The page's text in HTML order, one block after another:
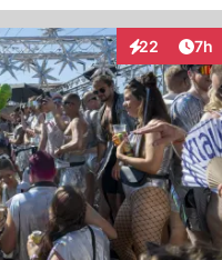
22
Interaktionen
7h